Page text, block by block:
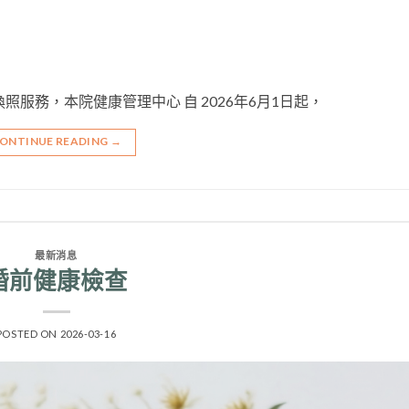
服務，本院健康管理中心 自 2026年6月1日起，
READING →
最新消息
前健康檢查
ON 2026-03-16